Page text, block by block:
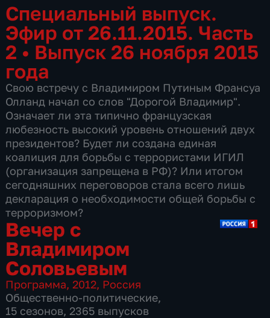
Специальный выпуск.
Эфир от 26.11.2015. Часть
2 • Выпуск 26 ноября 2015
года
Свою встречу с Владимиром Путиным Франсуа
Олланд начал со слов "Дорогой Владимир".
Означает ли эта типично французская
любезность высокий уровень отношений двух
президентов? Будет ли создана единая
коалиция для борьбы с террористами ИГИЛ
(организация запрещена в РФ)? Или итогом
сегодняшних переговоров стала всего лишь
декларация о необходимости общей борьбы с
терроризмом?
Вечер с
Владимиром
Соловьевым
Программа,2012, Россия
Общественно-политические,
15 сезонов, 2365 выпусков